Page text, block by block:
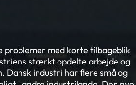
problemer med korte tilbageblik
stærkt opdelte arbejde og
Dansk industri har flere små og